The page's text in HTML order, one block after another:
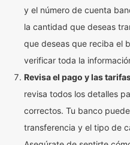
y el número de cuenta
la cantidad que deseas
que deseas que reciba el
verificar toda la
Revisa el pago y las
revisa todos los detalles
correctos. Tu banco
transferencia y el tipo de